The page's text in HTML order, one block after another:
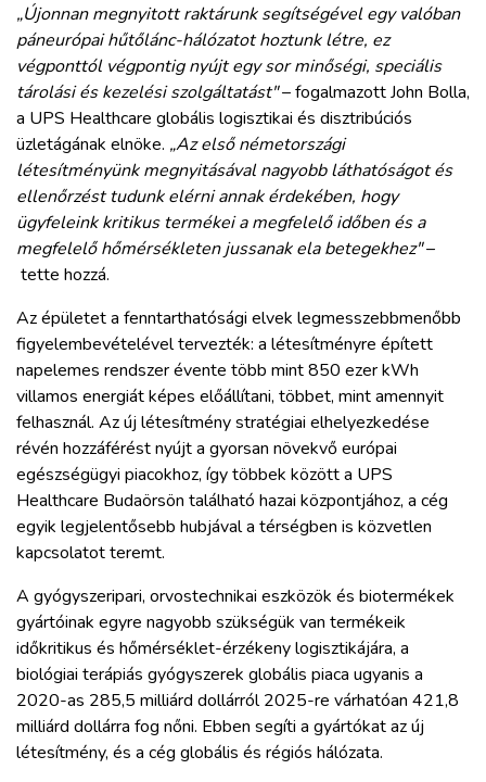
„Újonnan megnyitott raktárunk segítségével egy valóban
páneurópai hűtőlánc-hálózatot hoztunk létre, ez
végponttól végpontig nyújt egy sor minőségi, speciális
tárolási és kezelési szolgáltatást"– fogalmazott John Bolla,
a UPS Healthcare globális logisztikai és disztribúciós
üzletágának elnöke. „Az első németországi
létesítményünk megnyitásával nagyobb láthatóságot és
ellenőrzést tudunk elérni annak érdekében, hogy
ügyfeleink kritikus termékei a megfelelő időben és a
megfelelő hőmérsékleten jussanak ela betegekhez"–
tette hozzá.
Az épületet a fenntarthatósági elvek legmesszebbmenőbb
figyelembevételével tervezték: a létesítményre épített
napelemes rendszer évente több mint 850 ezer kWh
villamos energiát képes előállítani, többet, mint amennyit
felhasznál. Az új létesítmény stratégiai elhelyezkedése
révén hozzáférést nyújt a gyorsan növekvő európai
egészségügyi piacokhoz, így többek között a UPS
Healthcare Budaörsön található hazai központjához, a cég
egyik legjelentősebb hubjával a térségben is közvetlen
kapcsolatot teremt.
A gyógyszeripari, orvostechnikai eszközök és biotermékek
gyártóinak egyre nagyobb szükségük van termékeik
időkritikus és hőmérséklet-érzékeny logisztikájára, a
biológiai terápiás gyógyszerek globális piaca ugyanis a
2020-as 285,5 milliárd dollárról 2025-re várhatóan 421,8
milliárd dollárra fog nőni. Ebben segíti a gyártókat az új
létesítmény, és a cég globális és régiós hálózata.